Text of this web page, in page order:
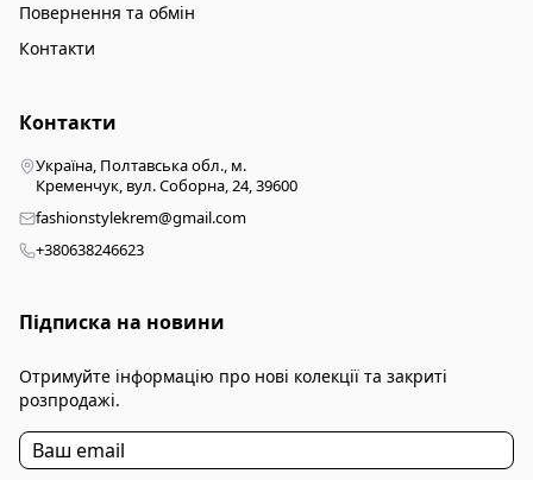
Повернення та обмін
Контакти
Контакти
Україна, Полтавська обл., м.
Кременчук, вул. Соборна, 24, 39600
fashionstylekrem@gmail.com
+380638246623
Підписка на новини
Отримуйте інформацію про нові колекції та закриті
розпродажі.